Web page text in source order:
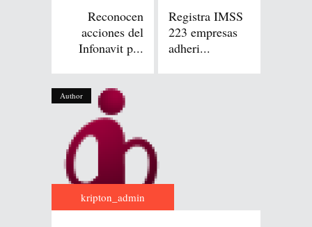
Reconocen
acciones del
Infonavit p...
Registra IMSS
223 empresas
adheri...
Author
kripton_admin